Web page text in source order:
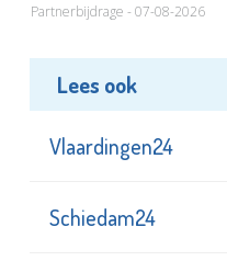
Partnerbijdrage - 07-08-2026
Lees ook
Vlaardingen24
Schiedam24